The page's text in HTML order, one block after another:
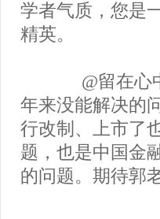
学者气质，您是
精英。
@留在心中
年来没能解决的
行改制、上市了
题，也是中国金
的问题。期待郭